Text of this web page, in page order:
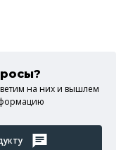
на них и вышлем